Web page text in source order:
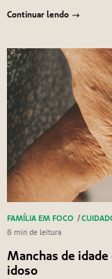
Continuar lendo
FAMÍLIA EM FOCO /
8 min de leitura
Manchas de
idoso